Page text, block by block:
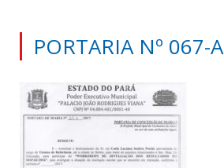
PORTARIA Nº 067-A